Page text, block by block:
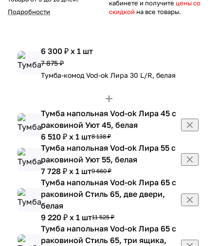
Подробности
кабинете и получите цены со
скидкой на все товары.
6 300 ₽ x 1 шт
7 875 ₽
Тумба-комод Vod-ok Лира 30 L/R, белая
Тумба напольная Vod-ok Лира 45 с
раковиной Уют 45, белая
6 510 ₽ x 1 шт8 138 ₽
Тумба напольная Vod-ok Лира 55 с
раковиной Уют 55, белая
7 728 ₽ x 1 шт9 660 ₽
Тумба напольная Vod-ok Лира 65 с
раковиной Стиль 65, две двери,
белая
9 220 ₽ x 1 шт11 525 ₽
Тумба напольная Vod-ok Лира 65 с
раковиной Стиль 65, три ящика,